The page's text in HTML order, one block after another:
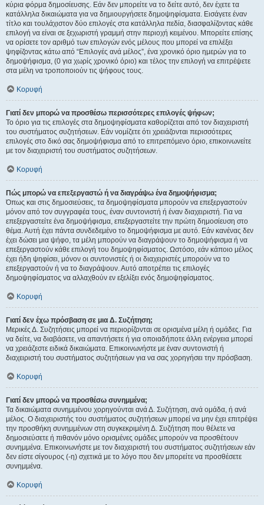
κύρια φόρμα δημοσίευσης. Εάν δεν μπορείτε να το δείτε αυτό, δεν έχετε τα
κατάλληλα δικαιώματα για να δημιουργήσετε δημοψηφίσματα. Εισάγετε έναν
τίτλο και τουλάχιστον δύο επιλογές στα κατάλληλα πεδία, διασφαλίζοντας κάθε
επιλογή να είναι σε ξεχωριστή γραμμή στην περιοχή κειμένου. Μπορείτε επίσης
να ορίσετε τον αριθμό των επιλογών ενός μέλους που μπορεί να επιλέξει
ψηφίζοντας κάτω από “Επιλογές ανά μέλος”, ένα χρονικό όριο ημερών για το
δημοψήφισμα, (0 για χωρίς χρονικό όριο) και τέλος την επιλογή να επιτρέψετε
στα μέλη να τροποποιούν τις ψήφους τους.
Κορυφή
Γιατί δεν μπορώ να προσθέσω περισσότερες επιλογές ψήφων;
Το όριο για τις επιλογές στα δημοψηφίσματα καθορίζεται από τον διαχειριστή
του συστήματος συζητήσεων. Εάν νομίζετε ότι χρειάζονται περισσότερες
επιλογές στο δικό σας δημοψήφισμα από το επιτρεπόμενο όριο, επικοινωνείτε
με τον διαχειριστή του συστήματος συζητήσεων.
Κορυφή
Πώς μπορώ να επεξεργαστώ ή να διαγράψω ένα δημοψήφισμα;
Όπως και στις δημοσιεύσεις, τα δημοψηφίσματα μπορούν να επεξεργαστούν
μόνον από τον συγγραφέα τους, έναν συντονιστή ή έναν διαχειριστή. Για να
επεξεργαστείτε ένα δημοψήφισμα, επεξεργαστείτε την πρώτη δημοσίευση στο
θέμα. Αυτή έχει πάντα συνδεδεμένο το δημοψήφισμα με αυτό. Εάν κανένας δεν
έχει δώσει μια ψήφο, τα μέλη μπορούν να διαγράψουν το δημοψήφισμα ή να
επεξεργαστούν κάθε επιλογή του δημοψηφίσματος. Ωστόσο, εάν κάποιο μέλος
έχει ήδη ψηφίσει, μόνον οι συντονιστές ή οι διαχειριστές μπορούν να το
επεξεργαστούν ή να το διαγράψουν. Αυτό αποτρέπει τις επιλογές
δημοψηφίσματος να αλλαχθούν εν εξελίξει ενός δημοψηφίσματος.
Κορυφή
Γιατί δεν έχω πρόσβαση σε μια Δ. Συζήτηση;
Μερικές Δ. Συζητήσεις μπορεί να περιορίζονται σε ορισμένα μέλη ή ομάδες. Για
να δείτε, να διαβάσετε, να απαντήσετε ή για οποιαδήποτε άλλη ενέργεια μπορεί
να χρειάζεστε ειδικά δικαιώματα. Επικοινωνήστε με έναν συντονιστή ή
διαχειριστή του συστήματος συζητήσεων για να σας χορηγήσει την πρόσβαση.
Κορυφή
Γιατί δεν μπορώ να προσθέσω συνημμένα;
Τα δικαιώματα συνημμένου χορηγούνται ανά Δ. Συζήτηση, ανά ομάδα, ή ανά
μέλος. Ο διαχειριστής του συστήματος συζητήσεων μπορεί να μην έχει επιτρέψει
την προσθήκη συνημμένων στη συγκεκριμένη Δ. Συζήτηση που θέλετε να
δημοσιεύσετε ή πιθανόν μόνο ορισμένες ομάδες μπορούν να προσθέτουν
συνημμένα. Επικοινωνήστε με τον διαχειριστή του συστήματος συζητήσεων εάν
δεν είστε σίγουρος (-η) σχετικά με το λόγο που δεν μπορείτε να προσθέσετε
συνημμένα.
Κορυφή